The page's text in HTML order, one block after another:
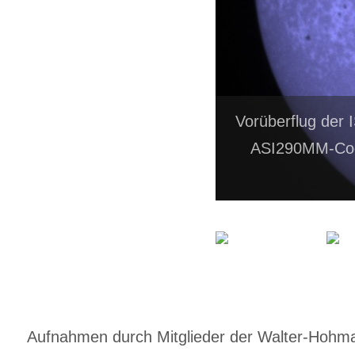
Vorüberflug der
ASI290MM-
Aufnahmen durch Mitglieder der Walter-